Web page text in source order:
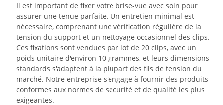
Il est important de fixer votre brise-vue avec soin pour
assurer une tenue parfaite. Un entretien minimal est
nécessaire, comprenant une vérification régulière de la
tension du support et un nettoyage occasionnel des clips.
Ces fixations sont vendues par lot de 20 clips, avec un
poids unitaire d'environ 10 grammes, et leurs dimensions
standards s'adaptent à la plupart des fils de tension du
marché. Notre entreprise s'engage à fournir des produits
conformes aux normes de sécurité et de qualité les plus
exigeantes.